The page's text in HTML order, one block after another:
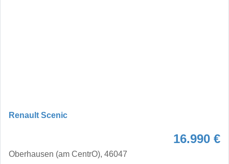
Renault Scenic
16.990 €
Oberhausen (am CentrO), 46047